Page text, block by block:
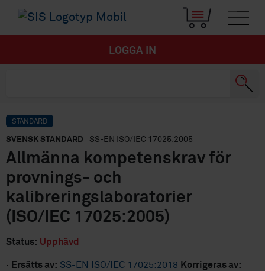
LOGGA IN
STANDARD
SVENSK STANDARD · SS-EN ISO/IEC 17025:2005
Allmänna kompetenskrav för
provnings- och
kalibreringslaboratorier
(ISO/IEC 17025:2005)
Status: Upphävd
· Ersätts av: SS-EN ISO/IEC 17025:2018 Korrigeras av: